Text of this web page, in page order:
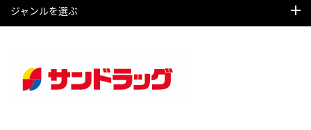
ジャンルを選ぶ